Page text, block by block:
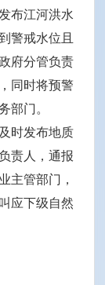
布江河洪水
警戒水位且
府分管负责
同时将预警
门。
时发布地质
责人，通报
主管部门，
应下级自然